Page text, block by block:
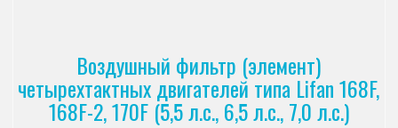
Воздушный фильтр (элемент)
четырехтактных двигателей типа Lifan 168F,
168F-2, 170F (5,5 л.с., 6,5 л.с., 7,0 л.с.)